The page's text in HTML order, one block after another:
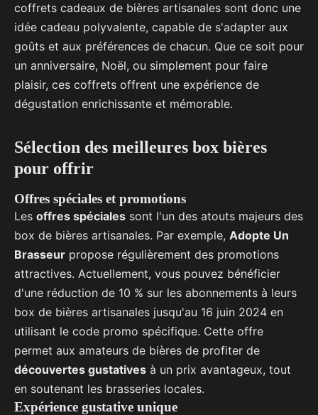
coffrets cadeaux de bières artisanales sont donc une
idée cadeau polyvalente, capable de s'adapter aux
goûts et aux préférences de chacun. Que ce soit pour
un anniversaire, Noël, ou simplement pour faire
plaisir, ces coffrets offrent une expérience de
dégustation enrichissante et mémorable.
Sélection des meilleures box bières
pour offrir
Offres spéciales et promotions
Les offres spéciales sont l'un des atouts majeurs des
box de bières artisanales. Par exemple, Adopte Un
Brasseur propose régulièrement des promotions
attractives. Actuellement, vous pouvez bénéficier
d'une réduction de 10 % sur les abonnements à leurs
box de bières artisanales jusqu'au 16 juin 2024 en
utilisant le code promo spécifique. Cette offre
permet aux amateurs de bières de profiter de
découvertes gustatives à un prix avantageux, tout
en soutenant les brasseries locales.
Expérience gustative unique